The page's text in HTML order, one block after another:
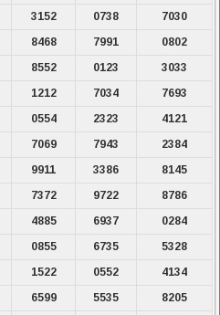
3152 0738
7030
8468 7991
0802
8552 0123
3033
1212 7034
7693
0554 2323
4121
7069 7943
2384
9911 3386
8145
7372 9722
8786
4885 6937
0284
0855 6735
5328
1522 0552
4134
6599 5535
8205